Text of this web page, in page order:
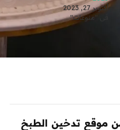
أكتوبر 27, 2023
في "منوعات"
موقع تدخين الطبخ